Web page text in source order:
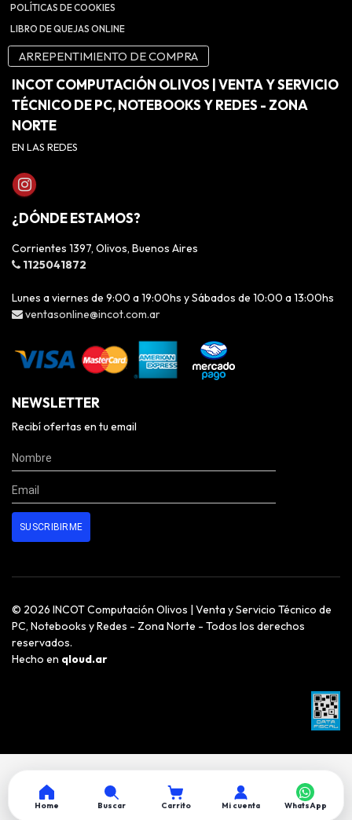
POLÍTICAS DE COOKIES
LIBRO DE QUEJAS ONLINE
ARREPENTIMIENTO DE COMPRA
INCOT COMPUTACIÓN OLIVOS | VENTA Y SERVICIO
TÉCNICO DE PC, NOTEBOOKS Y REDES - ZONA
NORTE
EN LAS REDES
¿DÓNDE ESTAMOS?
Corrientes 1397, Olivos, Buenos Aires
1125041872
Lunes a viernes de 9:00 a 19:00hs y Sábados de 10:00 a 13:00hs
ventasonline@incot.com.ar
NEWSLETTER
Recibí ofertas en tu email
© 2026 INCOT Computación Olivos | Venta y Servicio Técnico de
PC, Notebooks y Redes - Zona Norte - Todos los derechos
reservados.
Hecho en qloud.ar
Home Buscar Carrito Mi cuenta